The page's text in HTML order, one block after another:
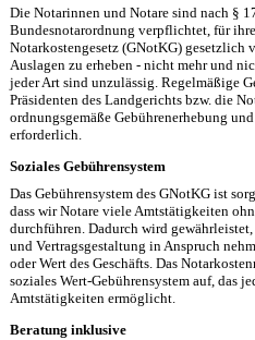
Die Notarinnen und Notare sind nach §
Bundesnotarordnung verpflichtet, für
Notarkostengesetz (GNotKG) gesetzlich
Auslagen zu erheben - nicht mehr und
jeder Art sind unzulässig. Regelmäßige
Präsidenten des Landgerichts bzw. die
ordnungsgemäße Gebührenerhebung
erforderlich.
Soziales Gebührensystem
Das Gebührensystem des GNotKG ist
dass wir Notare viele Amtstätigkeiten
durchführen. Dadurch wird
und Vertragsgestaltung in Anspruch
oder Wert des Geschäfts. Das
soziales Wert-Gebührensystem auf, das
Amtstätigkeiten ermöglicht.
Beratung inklusive